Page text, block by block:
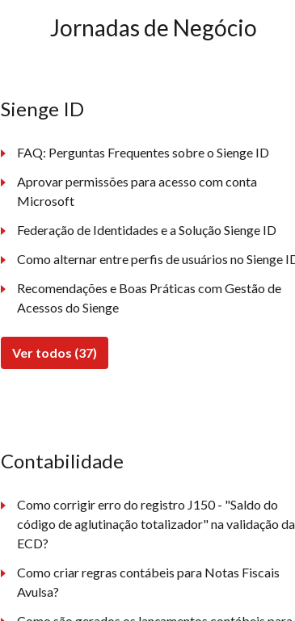
Jornadas de Negócio
Sienge ID
FAQ: Perguntas Frequentes sobre o Sienge ID
Aprovar permissões para acesso com conta
Microsoft
Federação de Identidades e a Solução Sienge ID
Como alternar entre perfis de usuários no Sienge
Recomendações e Boas Práticas com Gestão de
Acessos do Sienge
Ver todos (37)
Contabilidade
Como corrigir erro do registro J150 - "Saldo do
código de aglutinação totalizador" na validação da
ECD?
Como criar regras contábeis para Notas Fiscais
Avulsa?